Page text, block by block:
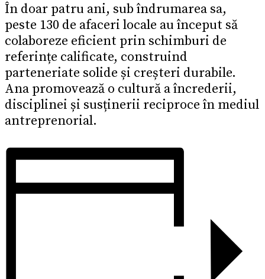
În doar patru ani, sub îndrumarea sa,
peste 130 de afaceri locale au început să
colaboreze eficient prin schimburi de
referințe calificate, construind
parteneriate solide și creșteri durabile.
Ana promovează o cultură a încrederii,
disciplinei și susținerii reciproce în mediul
antreprenorial.